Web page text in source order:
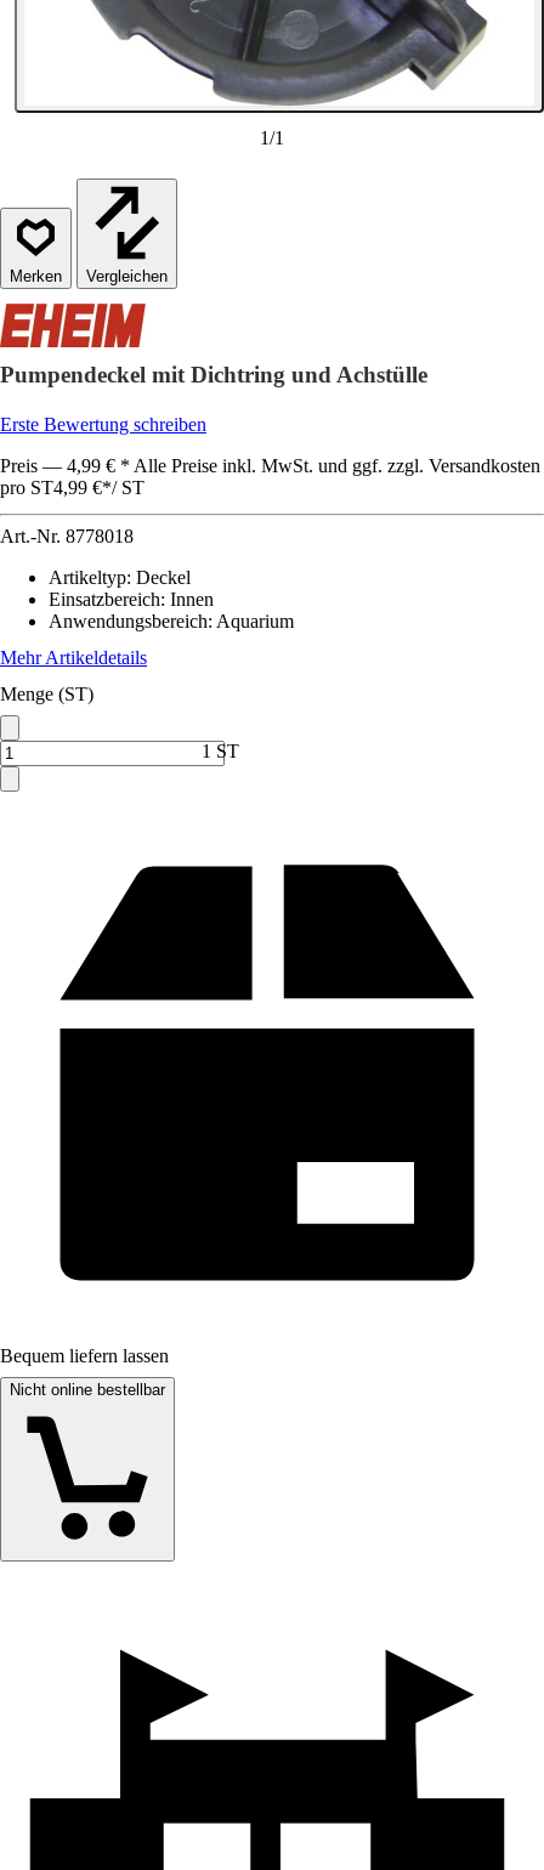
1/1
Vergleichen
Pumpendeckel mit Dichtring und Achstülle
Erste Bewertung schreiben
Preis — 4,99 € * Alle Preise inkl. MwSt. und ggf. zzgl. Versandkosten
pro ST4,99 €*/ ST
Art.-Nr. 8778018
Artikeltyp: Deckel
Einsatzbereich: Innen
Anwendungsbereich: Aquarium
Mehr Artikeldetails
Menge (ST)
1 ST
Bequem liefern lassen
Nicht online bestellbar